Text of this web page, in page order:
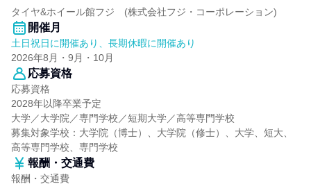
タイヤ&ホイール館フジ (株式会社フジ・コーポレーション)
開催月
土日祝日に開催あり、長期休暇に開催あり
2026年8月・9月・10月
応募資格
応募資格
2028年以降卒業予定
大学／大学院／専門学校／短期大学／高等専門学校
募集対象学校：大学院（博士）、大学院（修士）、大学、短大、
高等専門学校、専門学校
報酬・交通費
報酬・交通費